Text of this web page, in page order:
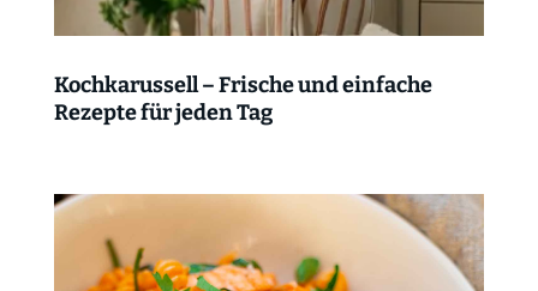
Kochkarussell – Frische und einfache
Rezepte für jeden Tag